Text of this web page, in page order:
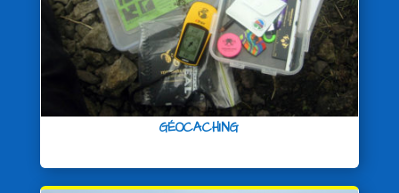
GÉOCACHING